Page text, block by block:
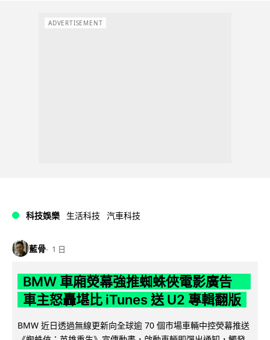
ADVERTISEMENT
科技娛樂 生活科技 汽車科技
藍骨 1 日
BMW 車廂熒幕強推蜘蛛俠電影廣告
車主怒轟堪比 iTunes 送 U2 專輯翻版
BMW 近日透過無線更新向全球逾 70 個市場車輛中控熒幕推送